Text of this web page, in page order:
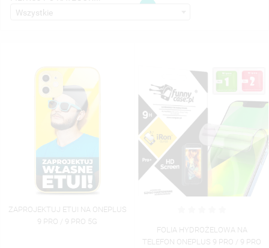
Wszystkie
1
ZAPROJEKTUJ ETUI NA ONEPLUS
9 PRO / 9 PRO 5G
FOLIA HYDROŻELOWA NA
TELEFON ONEPLUS 9 PRO / 9 PRO
MOJE LISTY ŻYCZEŃ
((LABEL))
((CANCELTEXT)) ((CREATETEXT))
MUSISZ BYĆ ZALOGOWANY BY ZAPISAĆ PRODUKTY NA
((LOGINTEXT))